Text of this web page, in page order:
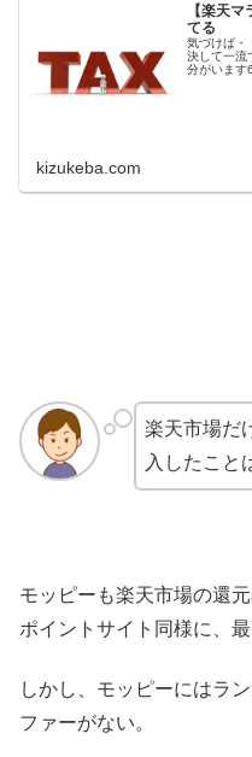
【楽天
てる
気づけば・
決して一流
分がいます
kizukeba.com
楽天市場だ
入したこと
モッピーも楽天市場の還
ポイントサイト同様に、最
しかし、モッピーにはラ
ファーがない。